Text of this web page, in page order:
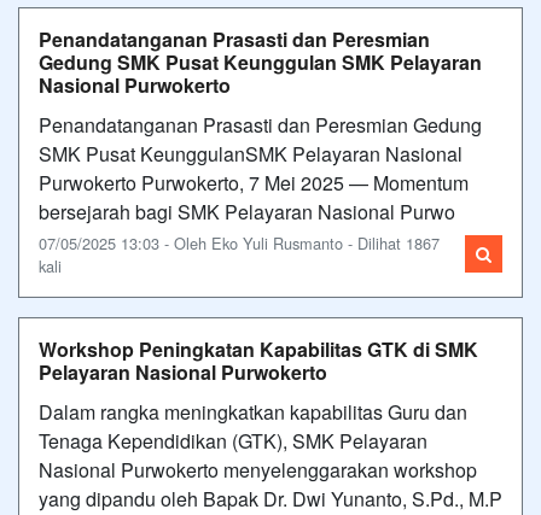
Penandatanganan Prasasti dan Peresmian
Gedung SMK Pusat Keunggulan SMK Pelayaran
Nasional Purwokerto
Penandatanganan Prasasti dan Peresmian Gedung
SMK Pusat KeunggulanSMK Pelayaran Nasional
Purwokerto Purwokerto, 7 Mei 2025 — Momentum
bersejarah bagi SMK Pelayaran Nasional Purwo
07/05/2025 13:03 - Oleh Eko Yuli Rusmanto - Dilihat 1867
kali
Workshop Peningkatan Kapabilitas GTK di SMK
Pelayaran Nasional Purwokerto
Dalam rangka meningkatkan kapabilitas Guru dan
Tenaga Kependidikan (GTK), SMK Pelayaran
Nasional Purwokerto menyelenggarakan workshop
yang dipandu oleh Bapak Dr. Dwi Yunanto, S.Pd., M.P